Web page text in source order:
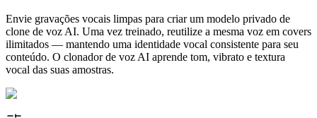
Envie gravações vocais limpas para criar um modelo privado de
clone de voz AI. Uma vez treinado, reutilize a mesma voz em covers
ilimitados — mantendo uma identidade vocal consistente para seu
conteúdo. O clonador de voz AI aprende tom, vibrato e textura
vocal das suas amostras.